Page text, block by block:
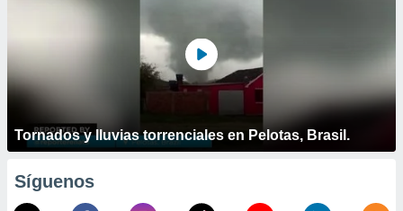
Tornados y lluvias torrenciales en Pelotas, Brasil.
Síguenos